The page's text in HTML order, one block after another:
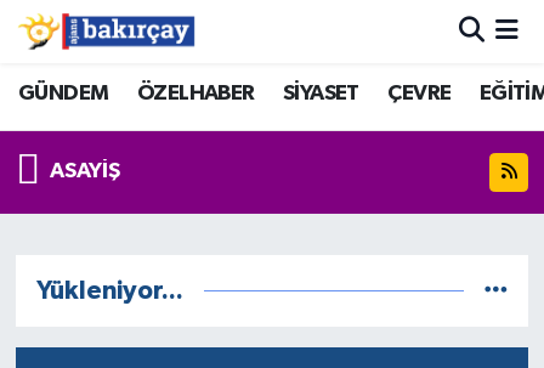
GÜNDEM ÖZELHABER SİYASET ÇEVRE
ASAYİŞ
Yükleniyor...
İzmir Nöbetçi Eczaneler
İzmir Namaz Vakitleri
İzmir Trafik Yoğunluk Haritası